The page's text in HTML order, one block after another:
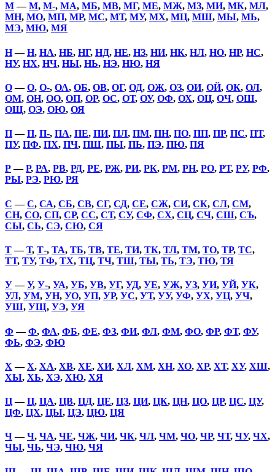
М—М, М-, МА, МБ, МВ, МГ, МЕ, МЖ, МЗ, МИ, МК, МЛ,
МН, МО, МП, МР, МС, МТ, МУ, МХ, МЦ, МШ, МЫ, МЬ,
МЭ, МЮ, МЯ
Н—Н, НА, НБ, НГ, НД, НЕ, НЗ, НИ, НК, НЛ, НО, НР, НС,
НУ, НХ, НЧ, НЫ, НЬ, НЭ, НЮ, НЯ
О—О, О-, ОА, ОБ, ОВ, ОГ, ОД, ОЖ, ОЗ, ОИ, ОЙ, ОК, ОЛ,
ОМ, ОН, ОО, ОП, ОР, ОС, ОТ, ОУ, ОФ, ОХ, ОЦ, ОЧ, ОШ,
ОЩ, ОЭ, ОЮ, ОЯ
П—П, П-, ПА, ПЕ, ПИ, ПЛ, ПМ, ПН, ПО, ПП, ПР, ПС, ПТ,
ПУ, ПФ, ПХ, ПЧ, ПШ, ПЫ, ПЬ, ПЭ, ПЮ, ПЯ
Р—Р, РА, РВ, РД, РЕ, РЖ, РИ, РК, РМ, РН, РО, РТ, РУ, РФ,
РЫ, РЭ, РЮ, РЯ
С —С, СА, СБ, СВ, СГ, СД, СЕ, СЖ, СИ, СК, СЛ, СМ,
СН, СО, СП, СР, СС, СТ, СУ, СФ, СХ, СЦ, СЧ, СШ, СЪ,
СЫ, СЬ, СЭ, СЮ, СЯ
Т—Т, Т-, ТА, ТБ, ТВ, ТЕ, ТИ, ТК, ТЛ, ТМ, ТО, ТР, ТС,
ТТ, ТУ, ТФ, ТХ, ТЦ, ТЧ, ТШ, ТЫ, ТЬ, ТЭ, ТЮ, ТЯ
У—У, У-, УА, УБ, УВ, УГ, УД, УЕ, УЖ, УЗ, УИ, УЙ, УК,
УЛ, УМ, УН, УО, УП, УР, УС, УТ, УУ, УФ, УХ, УЦ, УЧ,
УШ, УЩ, УЭ, УЯ
Ф —Ф, ФА, ФБ, ФЕ, ФЗ, ФИ, ФЛ, ФМ, ФО, ФР, ФТ, ФУ,
ФЬ, ФЭ, ФЮ
Х —Х, ХА, ХВ, ХЕ, ХИ, ХЛ, ХМ, ХН, ХО, ХР, ХТ, ХУ, ХШ,
ХЫ, ХЬ, ХЭ, ХЮ, ХЯ
Ц—Ц, ЦА, ЦВ, ЦД, ЦЕ, ЦЗ, ЦИ, ЦК, ЦН, ЦО, ЦР, ЦС, ЦУ,
ЦФ, ЦХ, ЦЫ, ЦЭ, ЦЮ, ЦЯ
Ч—Ч, ЧА, ЧЕ, ЧЖ, ЧИ, ЧК, ЧЛ, ЧМ, ЧО, ЧР, ЧТ, ЧУ, ЧХ,
ЧЫ, ЧЬ, ЧЭ, ЧЮ, ЧЯ